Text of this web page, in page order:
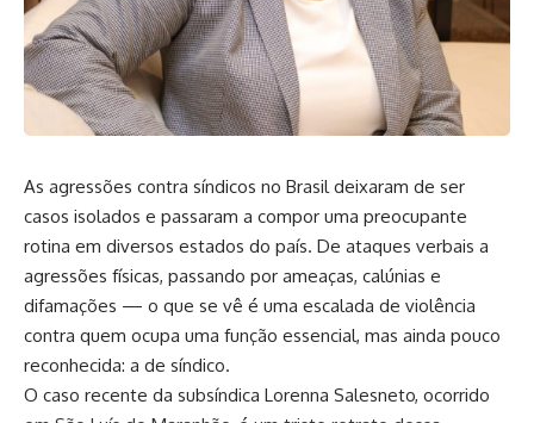
As agressões contra síndicos no Brasil deixaram de ser
casos isolados e passaram a compor uma preocupante
rotina em diversos estados do país. De ataques verbais a
agressões físicas, passando por ameaças, calúnias e
difamações — o que se vê é uma escalada de violência
contra quem ocupa uma função essencial, mas ainda pouco
reconhecida: a de síndico.
O caso recente da subsíndica Lorenna Salesneto, ocorrido